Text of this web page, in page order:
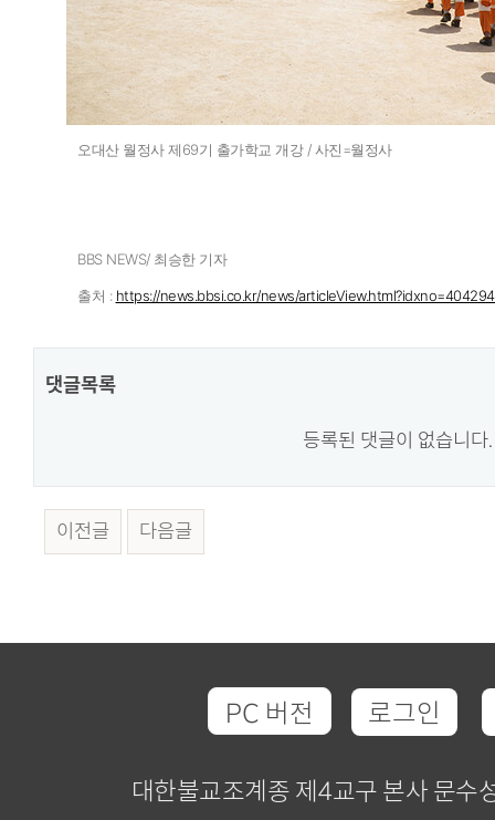
오대산 월정사 제69기 출가학교 개강 / 사진=월정사
BBS NEWS/ 최승한 기자
출처 : https://news.bbsi.co.kr/news/
댓글목록
등록된 댓글이 없습니다.
이전글 다음글
PC 버전 로그인
대한불교조계종 제4교구 본사 문수